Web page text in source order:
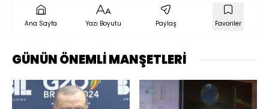
Ana Sayfa Yazı Boyutu Paylaş Favoriler
GÜNÜN ÖNEMLİ MANŞETLERİ